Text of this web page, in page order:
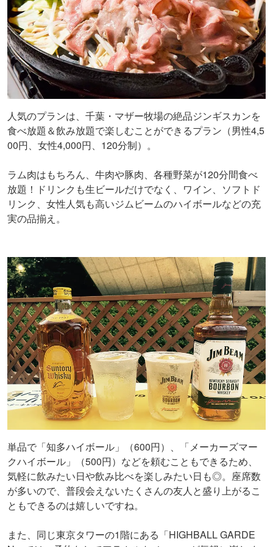
人気のプランは、千葉・マザー牧場の絶品ジンギスカンを
食べ放題＆飲み放題で楽しむことができるプラン（男性4,5
00円、女性4,000円、120分制）。
ラム肉はもちろん、牛肉や豚肉、各種野菜が120分間食べ
放題！ドリンクも生ビールだけでなく、ワイン、ソフトド
リンク、女性人気も高いジムビームのハイボールなどの充
実の品揃え。
単品で「知多ハイボール」（600円）、「メーカーズマー
クハイボール」（500円）などを頼むこともできるため、
気軽に飲みたい日や飲み比べを楽しみたい日も◎。座席数
が多いので、普段会えないたくさんの友人と盛り上がるこ
ともできるのは嬉しいですね。
また、同じ東京タワーの1階にある「HIGHBALL GARDE